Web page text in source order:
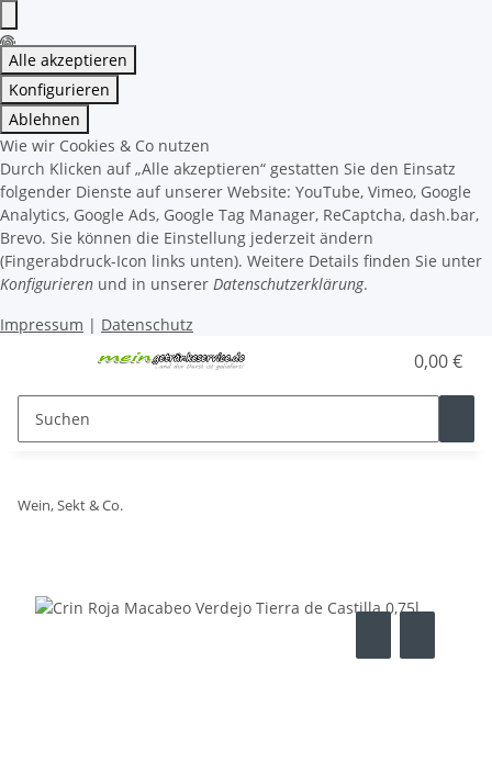
Alle akzeptieren
Konfigurieren
Ablehnen
Wie wir Cookies & Co nutzen
Durch Klicken auf „Alle akzeptieren“ gestatten Sie den Einsatz
folgender Dienste auf unserer Website: YouTube, Vimeo, Google
Analytics, Google Ads, Google Tag Manager, ReCaptcha, dash.bar,
Brevo. Sie können die Einstellung jederzeit ändern
(Fingerabdruck-Icon links unten). Weitere Details finden Sie unter
Konfigurieren und in unserer Datenschutzerklärung.
Impressum | Datenschutz
0,00 €
Wein, Sekt & Co.